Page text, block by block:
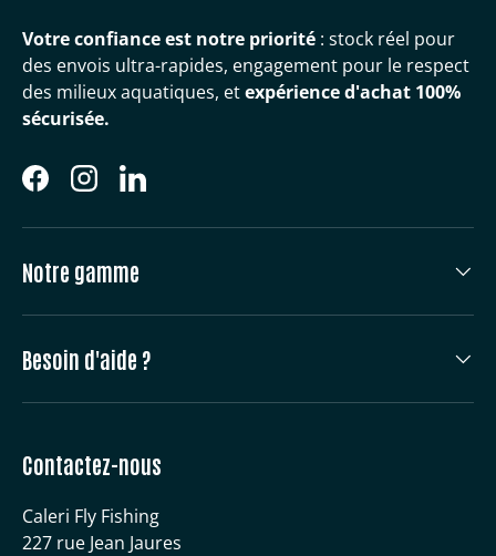
Votre confiance est notre priorité : stock réel pour
des envois ultra-rapides, engagement pour le respect
des milieux aquatiques, etexpérience d'achat 100%
sécurisée.
FacebookInstagramLinkedIn
Notre gamme
Besoin d'aide ?
Contactez-nous
Caleri Fly Fishing
227 rue Jean Jaures